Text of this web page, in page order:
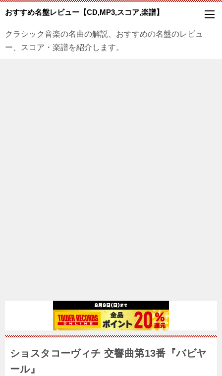
おすすめ名盤レビュー【CD,MP3,スコア,楽譜】
クラシック音楽の名曲の解説、おすすめの名盤のレビュ
ー、スコア・楽譜を紹介します。
ショスタコーヴィチ 交響曲第13番『バビヤ
ール』